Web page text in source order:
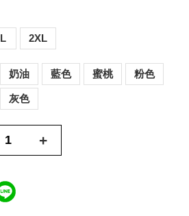
L 2XL
奶油 藍色 蜜桃 粉色
灰色
+